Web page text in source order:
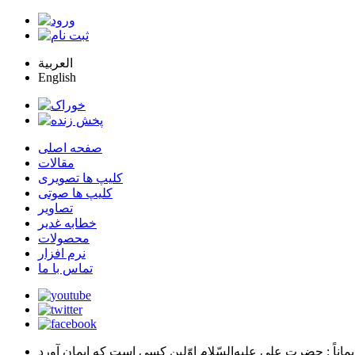
العربية
English
صفحه اصلی
مقالات
کلیپ ها تصویری
کلیپ ها صوتی
تصاویر
خطابه غدیر
محصولات
نرم افزار
تماس با ما